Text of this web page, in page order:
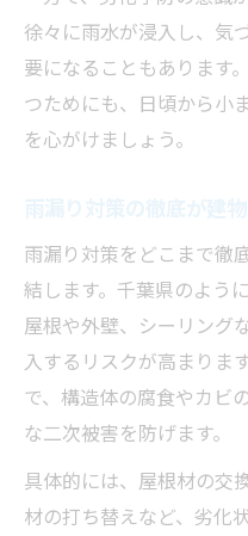
徐々に雨水が浸入し、気
要になることもあります
つためにも、日頃から小
を心がけましょう。
雨漏り対策をどこまで徹
結します。千葉県のよう
屋根や外壁、シーリング
入するリスクが高まりま
で、構造体の腐食やカビ
な二次被害を防げます。
具体的には、屋根材の交
材の打ち替えなど、劣化